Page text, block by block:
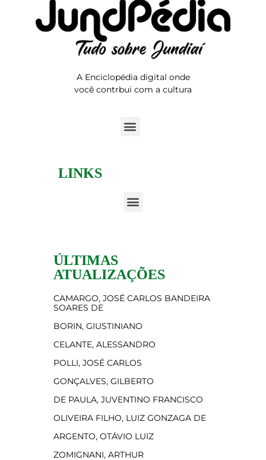
A Enciclopédia digital onde
você contrbui com a cultura
LINKS
ÚLTIMAS
ATUALIZAÇÕES
CAMARGO, JOSÉ CARLOS BANDEIRA
SOARES DE
BORIN, GIUSTINIANO
CELANTE, ALESSANDRO
POLLI, JOSÉ CARLOS
GONÇALVES, GILBERTO
DE PAULA, JUVENTINO FRANCISCO
OLIVEIRA FILHO, LUIZ GONZAGA DE
ARGENTO, OTÁVIO LUIZ
ZOMIGNANI, ARTHUR